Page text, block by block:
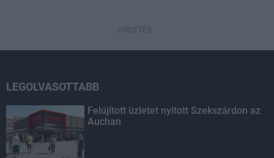
HIRDETÉS
LEGOLVASOTTABB
Felújított üzletet nyitott Szekszárdon az
Auchan